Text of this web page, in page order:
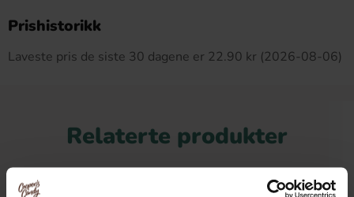
Prishistorikk
Laveste pris de siste 30 dagene er 22.90 kr (2026-08-06)
Relaterte produkter